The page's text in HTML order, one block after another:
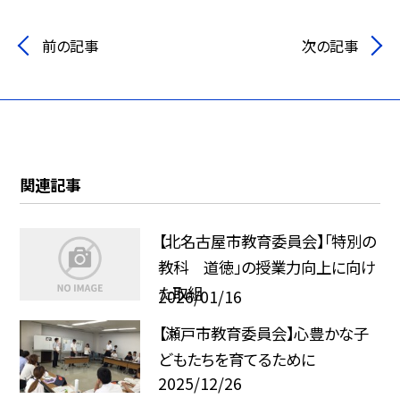
前の記事 次の記事
関連記事
【北名古屋市教育委員会】「特別の
教科 道徳」の授業力向上に向け
た取組
2026/01/16
【瀬戸市教育委員会】心豊かな子
どもたちを育てるために
2025/12/26